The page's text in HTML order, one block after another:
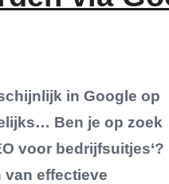
in Google op
Ben je op zoek
voor bedrijfsuitjes‘?
van effectieve